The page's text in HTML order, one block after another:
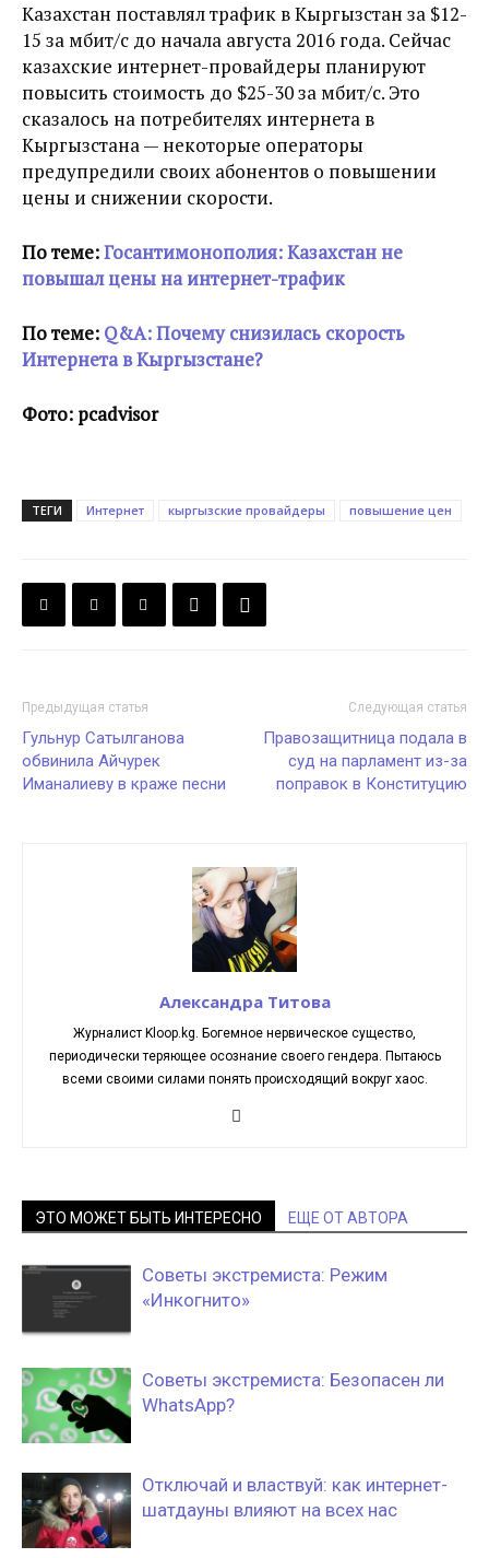
Казахстан поставлял трафик в Кыргызстан за $12-
15 за мбит/с до начала августа 2016 года. Сейчас
казахские интернет-провайдеры планируют
повысить стоимость до $25-30 за мбит/с. Это
сказалось на потребителях интернета в
Кыргызстана — некоторые операторы
предупредили своих абонентов о повышении
цены и снижении скорости.
По теме:Госантимонополия: Казахстан не
повышал цены на интернет-трафик
По теме: Q&A: Почему снизилась скорость
Интернета в Кыргызстане?
Фото: pcadvisor
ТЕГИ Интернет кыргызские провайдеры повышение цен
Предыдущая статья
Гульнур Сатылганова
обвинила Айчурек
Иманалиеву в краже песни
Следующая статья
Правозащитница подала в
суд на парламент из-за
поправок в Конституцию
Александра Титова
Журналист Kloop.kg. Богемное нервическое существо,
периодически теряющее осознание своего гендера. Пытаюсь
всеми своими силами понять происходящий вокруг хаос.
ЭТО МОЖЕТ БЫТЬ ИНТЕРЕСНО ЕЩЕ ОТ АВТОРА
Советы экстремиста: Режим
«Инкогнито»
Советы экстремиста: Безопасен ли
WhatsApp?
Отключай и властвуй: как интернет-
шатдауны влияют на всех нас